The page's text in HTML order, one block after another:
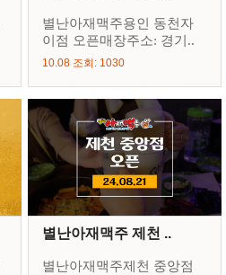
별난아재맥주용인 동천자
이점 오픈매장주소: 경기..
10.08 조회: 1030
별난아재맥주 제천 ..
별난아재맥주제천 중앙점